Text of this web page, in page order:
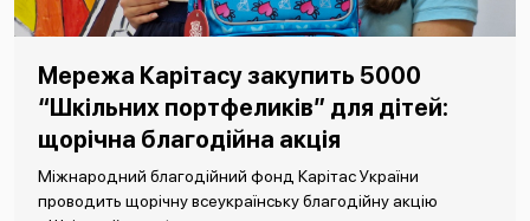
Мережа Карітасу закупить 5000
“Шкільних портфеликів” для дітей:
щорічна благодійна акція
Міжнародний благодійний фонд Карітас України
проводить щорічну всеукраїнську благодійну акцію